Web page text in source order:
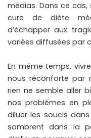
médias. Dans ce
cure de diète
d’échapper aux
variées diffusées par
En même temps,
nous réconforte par
rien ne semble aller
nos problèmes en
diluer les soucis
sombrent dans la